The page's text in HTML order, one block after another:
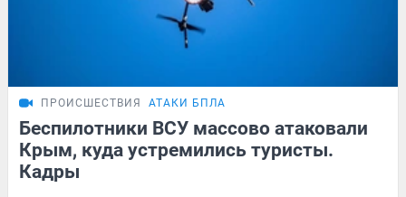
ПРОИСШЕСТВИЯ АТАКИ БПЛА
Беспилотники ВСУ массово атаковали
Крым, куда устремились туристы.
Кадры